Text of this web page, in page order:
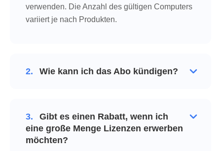
verwenden. Die Anzahl des gültigen Computers
variiert je nach Produkten.
2. Wie kann ich das Abo kündigen?
3.
Gibt es einen Rabatt, wenn ich
eine große Menge Lizenzen erwerben
möchten?